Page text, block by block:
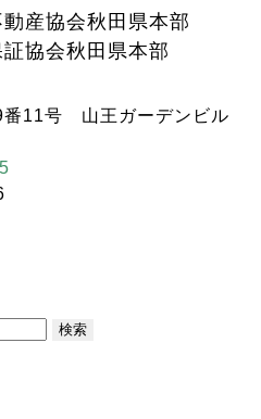
産協会秋田県本部
協会秋田県本部
番11号 山王ガーデンビル